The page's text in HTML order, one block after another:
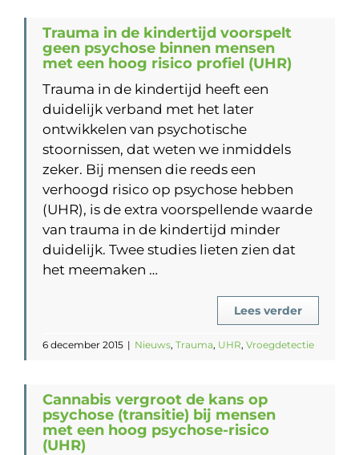
Trauma in de kindertijd voorspelt
geen psychose binnen mensen
met een hoog risico profiel (UHR)
Trauma in de kindertijd heeft een
duidelijk verband met het later
ontwikkelen van psychotische
stoornissen, dat weten we inmiddels
zeker. Bij mensen die reeds een
verhoogd risico op psychose hebben
(UHR), is de extra voorspellende waarde
van trauma in de kindertijd minder
duidelijk. Twee studies lieten zien dat
het meemaken …
Lees verder
6 december 2015 | Nieuws, Trauma, UHR, Vroegdetectie
Cannabis vergroot de kans op
psychose (transitie) bij mensen
met een hoog psychose-risico
(UHR)